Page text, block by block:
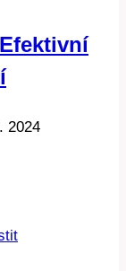
2024